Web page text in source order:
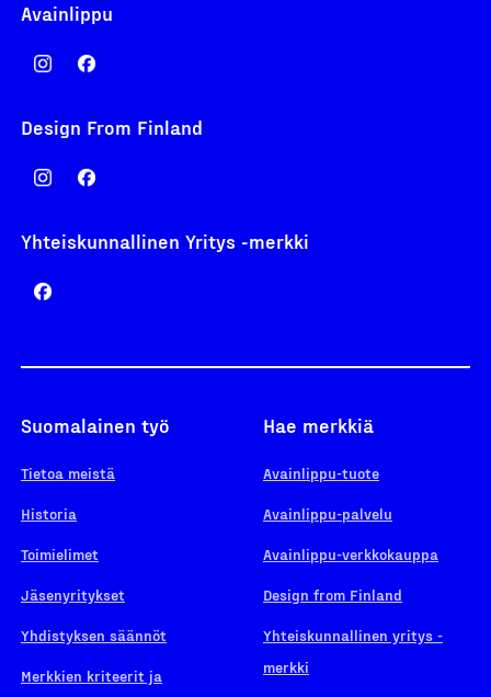
Avainlippu
Design From Finland
Yhteiskunnallinen Yritys -merkki
Suomalainen työ
Tietoa meistä
Historia
Toimielimet
Jäsenyritykset
Yhdistyksen säännöt
Merkkien kriteerit ja
Hae merkkiä
Avainlippu-tuote
Avainlippu-palvelu
Avainlippu-verkkokauppa
Design from Finland
Yhteiskunnallinen yritys -
merkki